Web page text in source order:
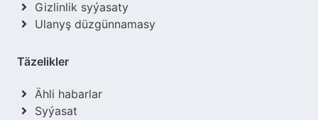
Gizlinlik syýasaty
Ulanyş düzgünnamasy
Täzelikler
Ähli habarlar
Syýasat